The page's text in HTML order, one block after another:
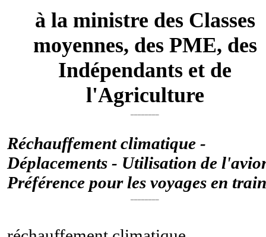
à la ministre des Classes
moyennes, des PME, des
Indépendants et de
l'Agriculture
Réchauffement climatique -
Déplacements - Utilisation de
Préférence pour les voyages en train